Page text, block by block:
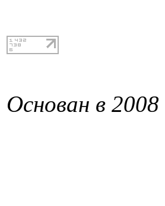
Основан в 2008